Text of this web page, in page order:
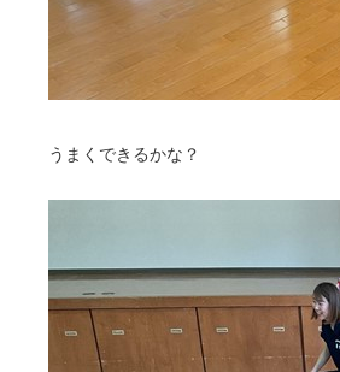
うまくできるかな？